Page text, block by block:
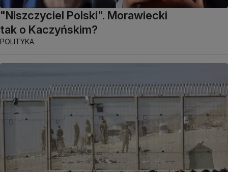
"Niszczyciel Polski". Morawiecki
tak o Kaczyńskim?
POLITYKA